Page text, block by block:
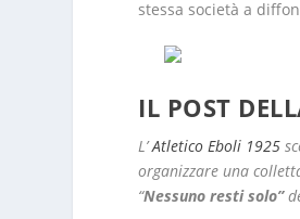
stessa società a
L’Atletico Eboli 1925
organizzare una
“Nessuno resti solo”